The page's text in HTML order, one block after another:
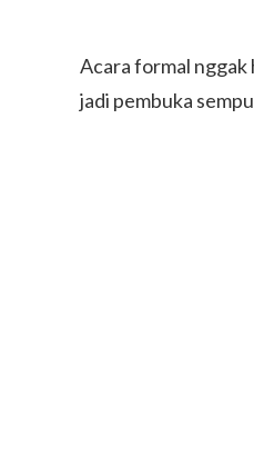
Acara formal nggak
jadi pembuka